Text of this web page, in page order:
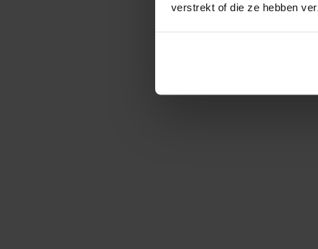
verstrekt of die ze hebben